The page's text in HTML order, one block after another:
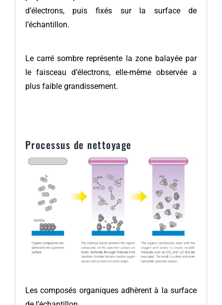
d’électrons, puis fixés sur la surface de
l’échantillon.
Le carré sombre représente la zone balayée par
le faisceau d’électrons, elle-même observée a
plus faible grandissement.
Processus de nettoyage
Les composés organiques adhèrent à la surface